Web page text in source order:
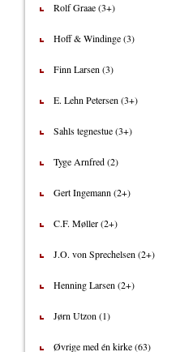
Rolf Graae (3+)
Hoff & Windinge (3)
Finn Larsen (3)
E. Lehn Petersen (3+)
Sahls tegnestue (3+)
Tyge Arnfred (2)
Gert Ingemann (2+)
C.F. Møller (2+)
J.O. von Sprechelsen (2+)
Henning Larsen (2+)
Jørn Utzon (1)
Øvrige med én kirke (63)